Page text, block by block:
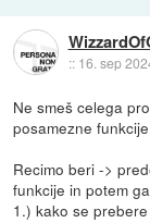
:: 16. sep
Ne smeš celega
posamezne
Recimo beri ->
funkcije in potem
1.) kako se